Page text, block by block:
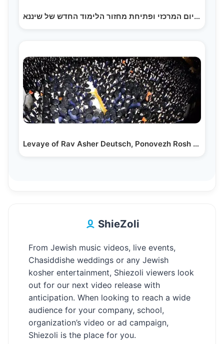
מעמד הסיום המרכזי ופתיחת מחזור הלימוד החדש של שיננא…
Levaye of Rav Asher Deutsch, Ponovezh Rosh Yeshivah…
ShieZoli
From Jewish music videos, live events,
Chasiddishe weddings or any Jewish
kosher entertainment, Shiezoli viewers look
out for our next video release with
anticipation. When looking to reach a wide
audience for your company, school,
organization’s video or ad campaign,
Shiezoli is the place for you.